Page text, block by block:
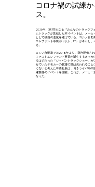
コロナ禍の試練
ス。
2025年、第7回となる『みんなのトラックフ
ムトラックが集結した本イベントは、メー
として独自の進化を遂げている。ヨシノ自
エレファント事業部（以下、FE）が牽引し
る。
ヨシノ自動車では2018年より、隔年開催さ
ファストエレファント事業が誕生するきっ
るはずだった「ジャパントラックショー」
せていたデモカーの披露の場は失われること
くないと考えた中西社長は、良きライバル
遽独自のイベントを開催。これが、メーカー
なった。